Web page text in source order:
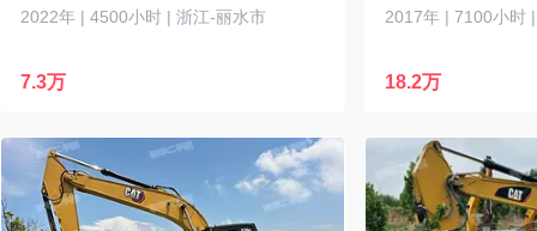
2022年 | 4500小时 | 浙江-丽水市
7.3万 18.2万